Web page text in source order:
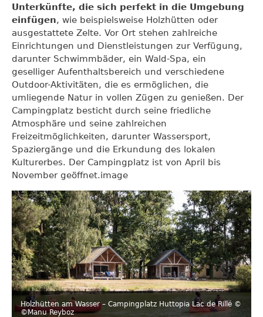
Unterkünfte, die sich perfekt in die Umgebung
einfügen, wie beispielsweise Holzhütten oder
ausgestattete Zelte. Vor Ort stehen zahlreiche
Einrichtungen und Dienstleistungen zur Verfügung,
darunter Schwimmbäder, ein Wald-Spa, ein
geselliger Aufenthaltsbereich und verschiedene
Outdoor-Aktivitäten, die es ermöglichen, die
umliegende Natur in vollen Zügen zu genießen. Der
Campingplatz besticht durch seine friedliche
Atmosphäre und seine zahlreichen
Freizeitmöglichkeiten, darunter Wassersport,
Spaziergänge und die Erkundung des lokalen
Kulturerbes. Der Campingplatz ist von April bis
November geöffnet.image
Holzhütten am Wasser – Campingplatz Huttopia Lac de Rillé ©
©Manu Reyboz